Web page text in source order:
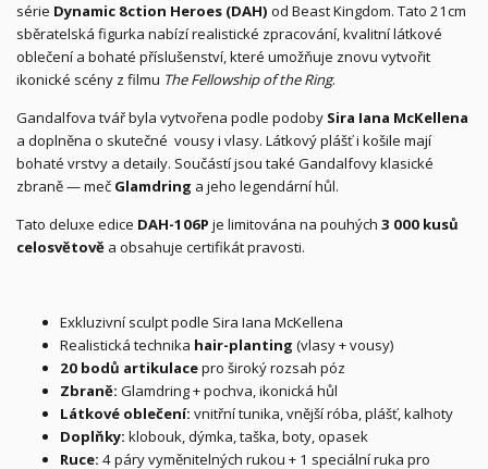
série Dynamic 8ction Heroes (DAH) od Beast Kingdom. Tato 21cm
sběratelská figurka nabízí realistické zpracování, kvalitní látkové
oblečení a bohaté příslušenství, které umožňuje znovu vytvořit
ikonické scény z filmu The Fellowship of the Ring.
Gandalfova tvář byla vytvořena podle podoby Sira Iana McKellena
a doplněna o skutečné vousy i vlasy. Látkový plášť i košile mají
bohaté vrstvy a detaily. Součástí jsou také Gandalfovy klasické
zbraně — meč Glamdring a jeho legendární hůl.
Tato deluxe edice DAH-106P je limitována na pouhých 3 000 kusů
celosvětově a obsahuje certifikát pravosti.
Exkluzivní sculpt podle Sira Iana McKellena
Realistická technika hair-planting (vlasy + vousy)
20 bodů artikulacepro široký rozsah póz
Zbraně: Glamdring + pochva, ikonická hůl
Látkové oblečení: vnitřní tunika, vnější róba, plášť, kalhoty
Doplňky: klobouk, dýmka, taška, boty, opasek
Ruce: 4 páry vyměnitelných rukou + 1 speciální ruka pro